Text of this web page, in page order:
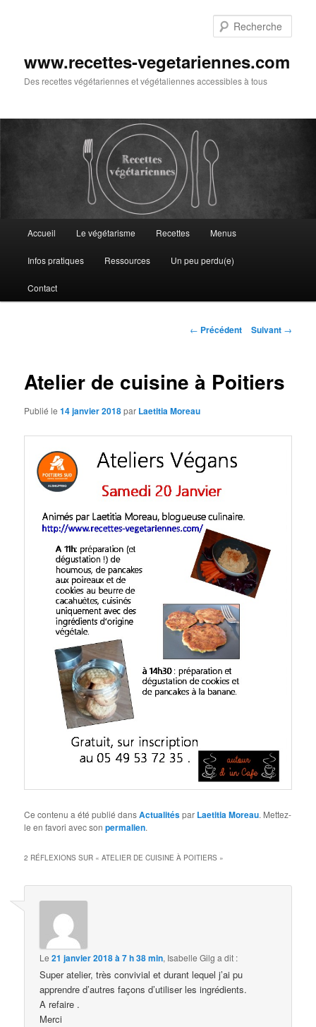
www.recettes-vegetariennes.com
Des recettes végétariennes et végétaliennes accessibles à tous
Accueil Le végétarisme Recettes Menus
Infos pratiques Ressources Un peu perdu(e)
Contact
Navigation
← Précédent Suivant →
Atelier de cuisine à Poitiers
Publié le14 janvier 2018par Laetitia Moreau
Ce contenu a été publié dansActualitéspar Laetitia Moreau. Mettez-
le en favori avec sonpermalien.
2 RÉFLEXIONS SUR «ATELIER DE CUISINE À POITIERS »
Le21 janvier 2018 à 7 h 38 min, Isabelle Gilg a dit :
Super atelier, très convivial et durant lequel j’ai pu
apprendre d’autres façons d’utiliser les ingrédients.
A refaire .
Merci